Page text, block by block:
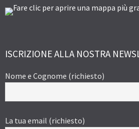
ISCRIZIONE ALLA NOSTRA
Nome e Cognome (richiesto)
La tua email (richiesto)